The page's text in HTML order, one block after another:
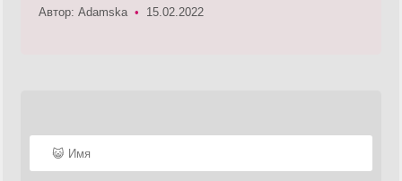
Автор: Adamska • 15.02.2022